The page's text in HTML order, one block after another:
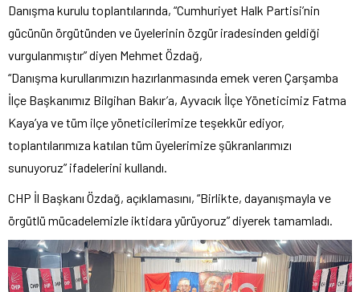
Danışma kurulu toplantılarında, “Cumhuriyet Halk Partisi’nin
gücünün örgütünden ve üyelerinin özgür iradesinden geldiği
vurgulanmıştır” diyen Mehmet Özdağ,
“Danışma kurullarımızın hazırlanmasında emek veren Çarşamba
İlçe Başkanımız Bilgihan Bakır’a, Ayvacık İlçe Yöneticimiz Fatma
Kaya’ya ve tüm ilçe yöneticilerimize teşekkür ediyor,
toplantılarımıza katılan tüm üyelerimize şükranlarımızı
sunuyoruz” ifadelerini kullandı.
CHP İl Başkanı Özdağ, açıklamasını, “Birlikte, dayanışmayla ve
örgütlü mücadelemizle iktidara yürüyoruz” diyerek tamamladı.